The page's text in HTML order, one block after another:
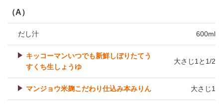
（A）
だし汁 600ml
キッコーマンいつでも新鮮しぼりたてう
すくち生しょうゆ
大さじ1と1/2
マンジョウ米麹こだわり仕込み本みりん 大さじ1